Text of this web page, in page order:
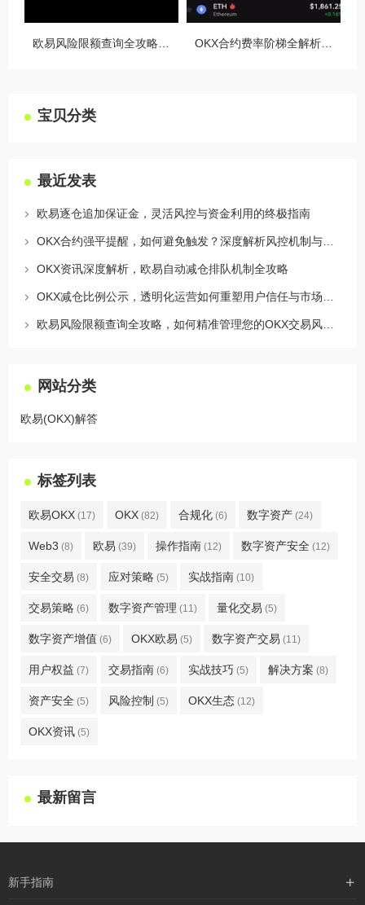
宝贝分类
最近发表
欧易逐仓追加保证金，灵活风控与资金利用的终极指南
OKX资讯深度解析，欧易自动减仓排队机制全攻略
网站分类
欧易(OKX)解答
标签列表
欧易OKX (17) OKX (82) 合规化 (6) 数字资产 (24)
Web3 (8) 欧易 (39) 操作指南 (12) 数字资产安全 (12)
安全交易 (8) 应对策略 (5) 实战指南 (10)
交易策略 (6) 数字资产管理 (11) 量化交易 (5)
数字资产增值 (6) OKX欧易 (5) 数字资产交易 (11)
用户权益 (7) 交易指南 (6) 实战技巧 (5) 解决方案 (8)
资产安全 (5) 风险控制 (5) OKX生态 (12)
OKX资讯 (5)
最新留言
新手指南